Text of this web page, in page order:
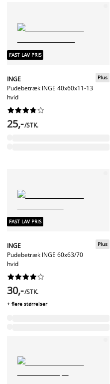
FAST LAV PRIS
INGE
Pudebetræk INGE 40x60x11-13
hvid
Plus






25,-/STK.
FAST LAV PRIS
INGE
Pudebetræk INGE 60x63/70
hvid
Plus






30,-/STK.
+ flere størrelser